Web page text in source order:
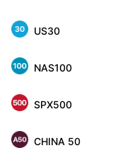
US30
NAS100
SPX500
CHINA 50